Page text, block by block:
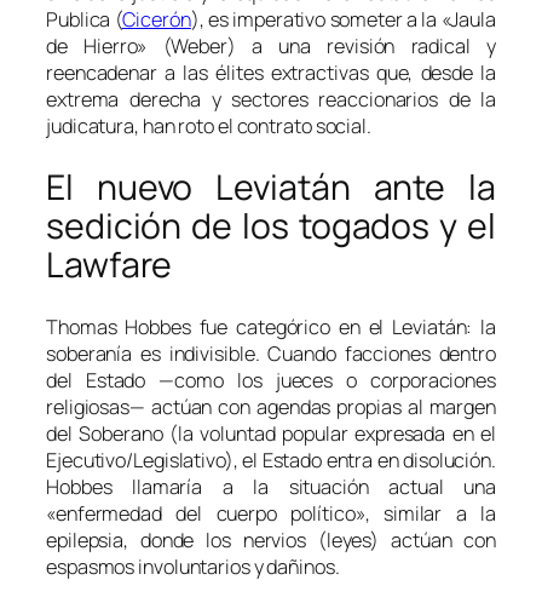
Publica (Cicerón), es imperativo someter a la «Jaula
de Hierro» (Weber) a una revisión radical y
reencadenar a las élites extractivas que, desde la
extrema derecha y sectores reaccionarios de la
judicatura, han roto el contrato social.
El nuevo Leviatán ante la
sedición de los togados y el
Lawfare
Thomas Hobbes fue categórico en el Leviatán: la
soberanía es indivisible. Cuando facciones dentro
del Estado —como los jueces o corporaciones
religiosas— actúan con agendas propias al margen
del Soberano (la voluntad popular expresada en el
Ejecutivo/Legislativo), el Estado entra en disolución.
Hobbes llamaría a la situación actual una
«enfermedad del cuerpo político», similar a la
epilepsia, donde los nervios (leyes) actúan con
espasmos involuntarios y dañinos.